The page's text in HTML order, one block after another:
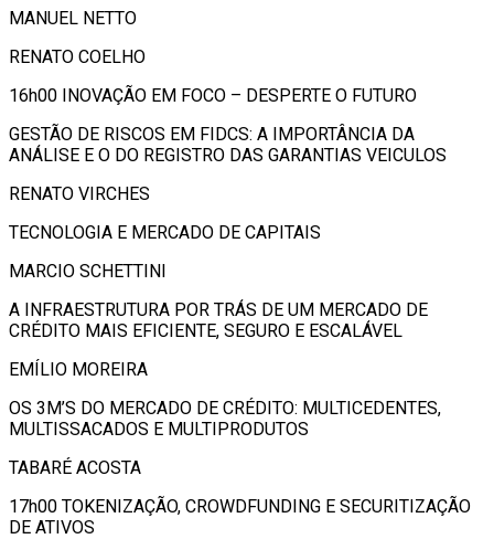
MANUEL NETTO
RENATO COELHO
16h00 INOVAÇÃO EM FOCO – DESPERTE O FUTURO
GESTÃO DE RISCOS EM FIDCS: A IMPORTÂNCIA DA
ANÁLISE E O DO REGISTRO DAS GARANTIAS VEICULOS
RENATO VIRCHES
TECNOLOGIA E MERCADO DE CAPITAIS
MARCIO SCHETTINI
A INFRAESTRUTURA POR TRÁS DE UM MERCADO DE
CRÉDITO MAIS EFICIENTE, SEGURO E ESCALÁVEL
EMÍLIO MOREIRA
OS 3M’S DO MERCADO DE CRÉDITO: MULTICEDENTES,
MULTISSACADOS E MULTIPRODUTOS
TABARÉ ACOSTA
17h00 TOKENIZAÇÃO, CROWDFUNDING E SECURITIZAÇÃO
DE ATIVOS